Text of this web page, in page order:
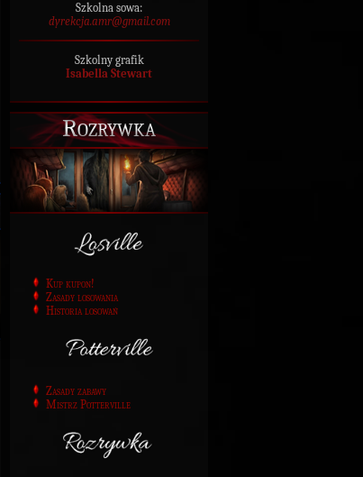
Szkolna sowa:
dyrekcja.amr@gmail.com
Szkolny grafik
Isabella Stewart
Rozrywka
Kup kupon!
Zasady losowania
Historia losowań
Zasady zabawy
Mistrz Potterville